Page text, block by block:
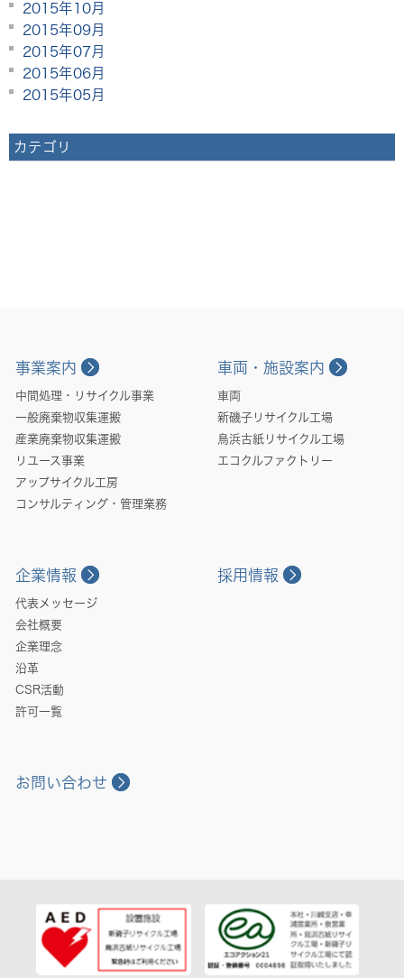
2015年10月
2015年09月
2015年07月
2015年06月
2015年05月
カテゴリ
事業案内
中間処理・リサイクル事業
一般廃棄物収集運搬
産業廃棄物収集運搬
リユース事業
アップサイクル工房
コンサルティング・管理業務
車両・施設案内
車両
新磯子リサイクル工場
鳥浜古紙リサイクル工場
エコクルファクトリー
企業情報
代表メッセージ
会社概要
企業理念
沿革
CSR活動
許可一覧
採用情報
お問い合わせ